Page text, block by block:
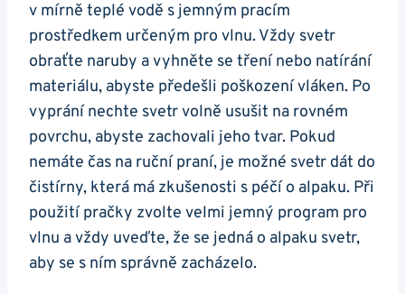
⁣v mírně teplé vodě s jemným pracím
prostředkem určeným pro vlnu. Vždy svetr‍
obraťte naruby a vyhněte‌ se tření nebo natírání
materiálu, ​abyste předešli poškození vláken. Po
⁣vyprání nechte svetr ⁣volně usušit na rovném​
povrchu, abyste zachovali ⁣jeho tvar. Pokud
nemáte čas na ruční praní, je možné svetr dát do
čistírny, která ⁤má zkušenosti s péčí o​ alpaku. Při
⁢použití pračky zvolte velmi jemný program pro
vlnu a vždy ‍uveďte, že se jedná o alpaku svetr,
aby se s ním správně zacházelo.